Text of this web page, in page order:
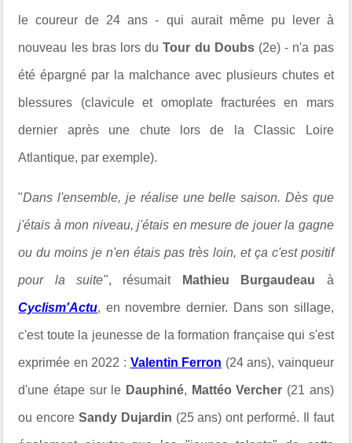
le coureur de 24 ans - qui aurait même pu lever à
nouveau les bras lors duTour du Doubs(2e) - n'a pas
été épargné par la malchance avec plusieurs chutes et
blessures (clavicule et omoplate fracturées en mars
dernier après une chute lors de laClassic Loire
Atlantique, par exemple).
"Dans l'ensemble, je réalise une belle saison. Dès que
j'étais à mon niveau, j'étais en mesure de jouer la gagne
ou du moins je n'en étais pas très loin, et ça c'est positif
pour la suite", résumait Mathieu Burgaudeau à
Cyclism'Actu, en novembre dernier. Dans son sillage,
c'est toute la jeunesse de la formation française qui s'est
exprimée en 2022 : Valentin Ferron (24 ans), vainqueur
d'une étape sur le Dauphiné, Mattéo Vercher (21 ans)
ou encoreSandy Dujardin (25 ans) ont performé. Il faut